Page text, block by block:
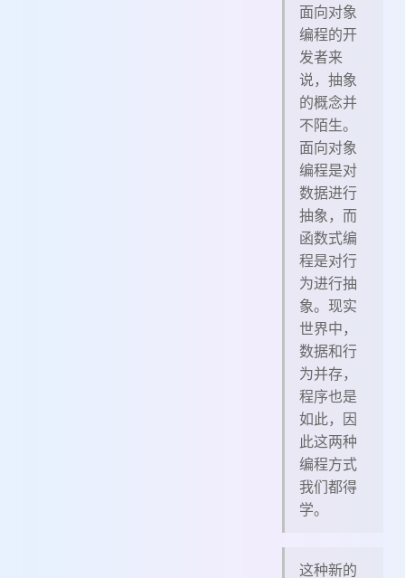
面向对象
编程的开
发者来
说，抽象
的概念并
不陌生。
面向对象
编程是对
数据进行
抽象，而
函数式编
程是对行
为进行抽
象。现实
世界中，
数据和行
为并存，
程序也是
如此，因
此这两种
编程方式
我们都得
学。
这种新的